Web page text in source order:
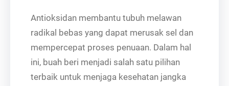
Antioksidan membantu tubuh melawan
radikal bebas yang dapat merusak sel dan
mempercepat proses penuaan. Dalam hal
ini, buah beri menjadi salah satu pilihan
terbaik untuk menjaga kesehatan jangka